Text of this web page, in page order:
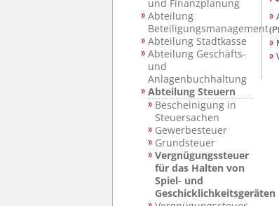
und Finanzplanung
Abteilung
Beteiligungsmanagement
Abteilung Stadtkasse
Abteilung Geschäfts-
und
Anlagenbuchhaltung
Abteilung Steuern
Bescheinigung in
Steuersachen
Gewerbesteuer
Grundsteuer
Vergnügungssteuer
für das Halten von
Spiel- und
Geschicklichkeitsgeräten